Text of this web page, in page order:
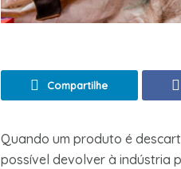
Compartilhe
Quando um produto é
possível devolver à indústria